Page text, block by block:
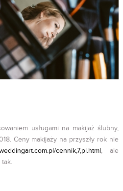
usługami na makijaż ślubny,
Ceny makijaży na przyszły rok nie
cennik,7,pl.html , ale